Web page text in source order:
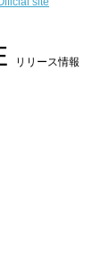
リリース情報